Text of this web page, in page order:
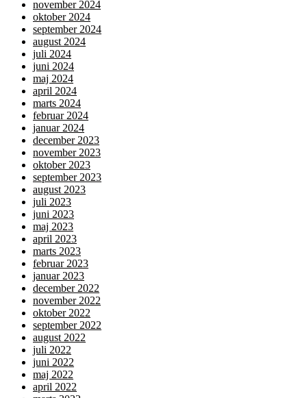
november 2024
oktober 2024
september 2024
august 2024
juli 2024
juni 2024
maj 2024
april 2024
marts 2024
februar 2024
januar 2024
december 2023
november 2023
oktober 2023
september 2023
august 2023
juli 2023
juni 2023
maj 2023
april 2023
marts 2023
februar 2023
januar 2023
december 2022
november 2022
oktober 2022
september 2022
august 2022
juli 2022
juni 2022
maj 2022
april 2022